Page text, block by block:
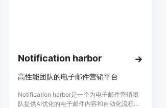
Notification harbor
高性能团队的电子邮件营销平台
Notification harbor是一个为电子邮件营销团
队提供AI优化的电子邮件内容和自动化流程的